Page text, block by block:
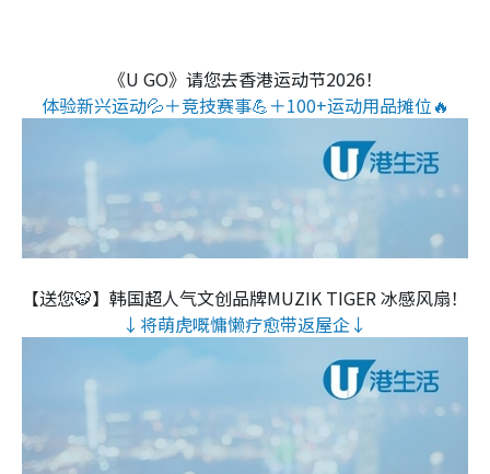
《U GO》请您去香港运动节2026！
体验新兴运动💦＋竞技赛事💪＋100+运动用品摊位🔥
【送您🐯】韩国超人气文创品牌MUZIK TIGER 冰感风扇！
↓将萌虎嘅慵懒疗愈带返屋企↓